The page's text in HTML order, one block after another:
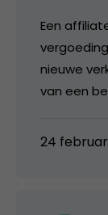
Een
nieuwe
van een
24